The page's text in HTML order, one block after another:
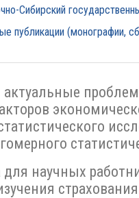
Сибирский
публикации (монографии,
научных